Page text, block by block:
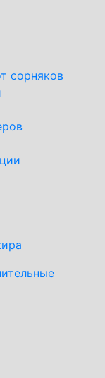
сорняков